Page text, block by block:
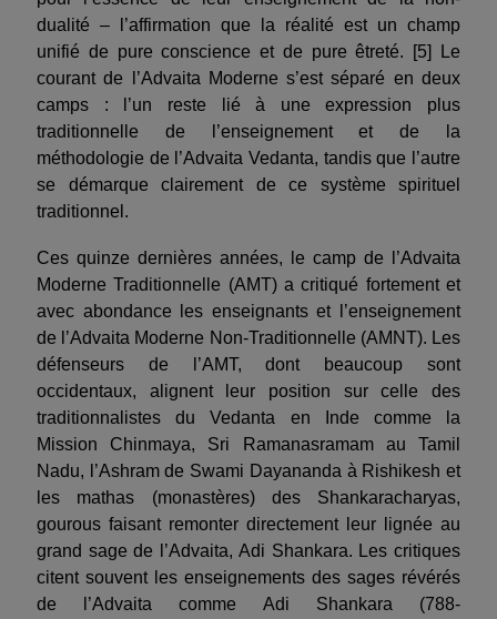
dualité – l’affirmation que la réalité est un champ
unifié de pure conscience et de pure êtreté. [5] Le
courant de l’Advaita Moderne s’est séparé en deux
camps : l’un reste lié à une expression plus
traditionnelle de l’enseignement et de la
méthodologie de l’Advaita Vedanta, tandis que l’autre
se démarque clairement de ce système spirituel
traditionnel.
Ces quinze dernières années, le camp de l’Advaita
Moderne Traditionnelle (AMT) a critiqué fortement et
avec abondance les enseignants et l’enseignement
de l’Advaita Moderne Non-Traditionnelle (AMNT). Les
défenseurs de l’AMT, dont beaucoup sont
occidentaux, alignent leur position sur celle des
traditionnalistes du Vedanta en Inde comme la
Mission Chinmaya, Sri Ramanasramam au Tamil
Nadu, l’Ashram de Swami Dayananda à Rishikesh et
les mathas (monastères) des Shankaracharyas,
gourous faisant remonter directement leur lignée au
grand sage de l’Advaita, Adi Shankara. Les critiques
citent souvent les enseignements des sages révérés
de l’Advaita comme Adi Shankara (788-